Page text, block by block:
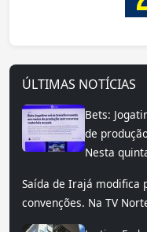
ÚLTIMAS NOTÍCIAS
Bets:
de
Nesta
Saída de Irajá modifica
convenções. Na TV